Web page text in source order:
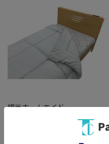
綿半ホームエイド
グレー 極厚四層敷ふとんの組布